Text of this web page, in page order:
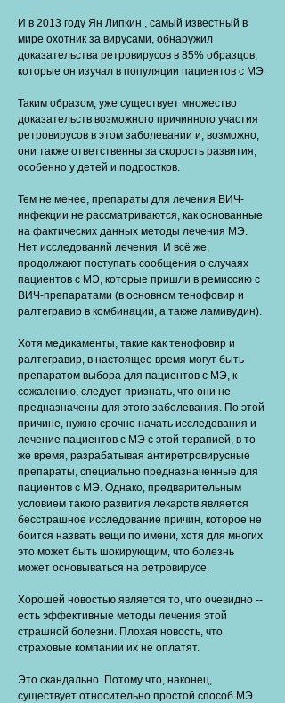
И в 2013 году Ян Липкин , самый известный в
мире охотник за вирусами, обнаружил
доказательства ретровирусов в 85% образцов,
которые он изучал в популяции пациентов с МЭ.
Таким образом, уже существует множество
доказательств возможного причинного участия
ретровирусов в этом заболевании и, возможно,
они также ответственны за скорость развития,
особенно у детей и подростков.
Тем не менее, препараты для лечения ВИЧ-
инфекции не рассматриваются, как основанные
на фактических данных методы лечения МЭ.
Нет исследований лечения. И всё же,
продолжают поступать сообщения о случаях
пациентов с МЭ, которые пришли в ремиссию с
ВИЧ-препаратами (в основном тенофовир и
ралтегравир в комбинации, а также ламивудин).
Хотя медикаменты, такие как тенофовир и
ралтегравир, в настоящее время могут быть
препаратом выбора для пациентов с МЭ, к
сожалению, следует признать, что они не
предназначены для этого заболевания. По этой
причине, нужно срочно начать исследования и
лечение пациентов с МЭ с этой терапией, в то
же время, разрабатывая антиретровирусные
препараты, специально предназначенные для
пациентов с МЭ. Однако, предварительным
условием такого развития лекарств является
бесстрашное исследование причин, которое не
боится назвать вещи по имени, хотя для многих
это может быть шокирующим, что болезнь
может основываться на ретровирусе.
Хорошей новостью является то, что очевидно --
есть эффективные методы лечения этой
страшной болезни. Плохая новость, что
страховые компании их не оплатят.
Это скандально. Потому что, наконец,
существует относительно простой способ МЭ